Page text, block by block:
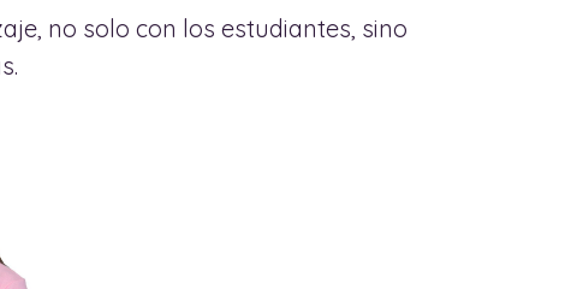
no solo con los estudiantes, sino